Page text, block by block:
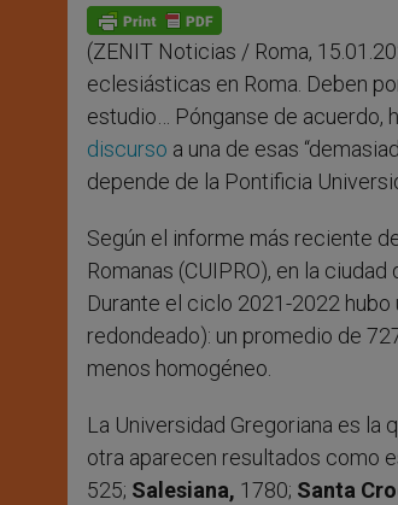
p
p
g
e
r
o
k
(ZENIT Noticias / Roma,
eclesiásticas en Roma. Deben
estudio… Pónganse de acuerdo,
discurso a una de esas
depende de la Pontificia
Según el informe más reciente
Romanas (CUIPRO), en la
Durante el ciclo 2021-2022
redondeado): un promedio de
menos homogéneo.
La Universidad Gregoriana es la
otra aparecen resultados como
525; Salesiana, 1780; Santa